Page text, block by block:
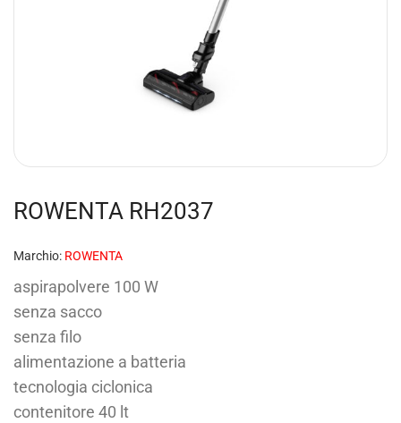
ROWENTA RH2037
Marchio: ROWENTA
aspirapolvere 100 W
senza sacco
senza filo
alimentazione a batteria
tecnologia ciclonica
contenitore 40 lt